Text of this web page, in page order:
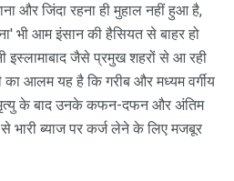
और जिंदा रहना ही मुहाल नहीं हुआ है,
भी आम इंसान की हैसियत से बाहर हो
इस्लामाबाद जैसे प्रमुख शहरों से आ रही
का आलम यह है कि गरीब और मध्यम वर्गीय
मृत्यु के बाद उनके कफन-दफन और अंतिम
से भारी ब्याज पर कर्ज लेने के लिए मजबूर